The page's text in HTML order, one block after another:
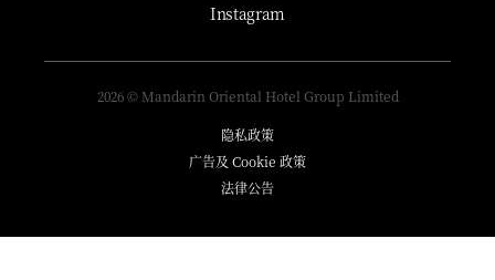
Instagram
2026 © Mandarin Oriental Hotel Group Limited
隐私政策
广告及 Cookie 政策
法律公告